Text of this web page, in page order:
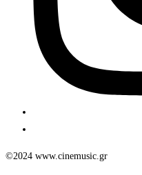
©2024 www.cinemusic.gr